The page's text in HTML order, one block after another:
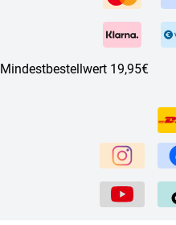
Mindestbestellwert 19,95€